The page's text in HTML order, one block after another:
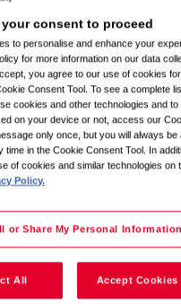
า
ค้นหา
ถานที่อื่นร่วมกัน หรือขยาย
บการแจ้งเ
าใช่ไหม ลงทะเบียนแล้วเร
your consent to proceed
to personalise and enhance your
for more information on our data
you agree to our use of cookies
Consent Tool. To see a complete
cookies and other technologies and to
on your device or not, access our
only once, but you will always be
in the Cookie Consent Tool. In
of cookies and similar technologies on
Policy.
or Share My Personal Information
All Accept Cookies